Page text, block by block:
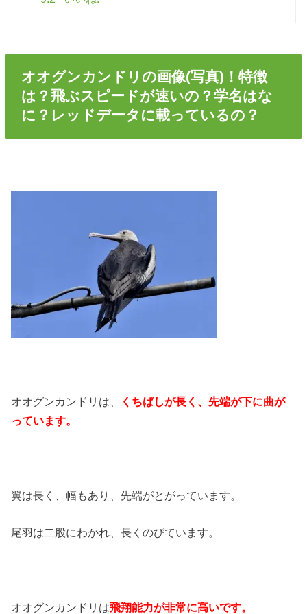
オオグンカンドリの画像(写真)！特徴
は？飛ぶスピードが速いの？学名はな
に？レッドデータに載っているの？
オオグンカンドリは、
くちばしが長く、先端が下に曲が
っています。
翼は長く、幅もあり、先端がとがっています。
尾羽は二股にわかれ、長くのびています。
オオグンカンドリは飛翔能力が非常に高いです。